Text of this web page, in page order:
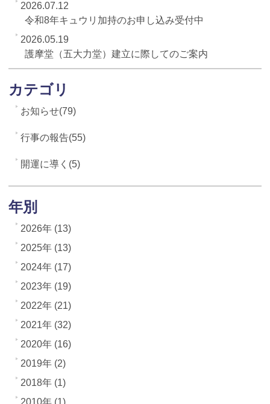
2026.07.12
令和8年キュウリ加持のお申し込み受付中
2026.05.19
護摩堂（五大力堂）建立に際してのご案内
カテゴリ
お知らせ(79)
行事の報告(55)
開運に導く(5)
年別
2026年 (13)
2025年 (13)
2024年 (17)
2023年 (19)
2022年 (21)
2021年 (32)
2020年 (16)
2019年 (2)
2018年 (1)